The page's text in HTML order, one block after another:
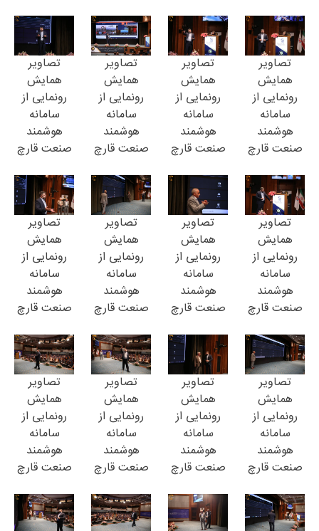
تصاویر
همایش
رونمایی از
سامانه
هوشمند
صنعت قارچ
تصاویر
همایش
رونمایی از
سامانه
هوشمند
صنعت قارچ
تصاویر
همایش
رونمایی از
سامانه
هوشمند
صنعت قارچ
تصاویر
همایش
رونمایی از
سامانه
هوشمند
صنعت قارچ
تصاویر
همایش
رونمایی از
سامانه
هوشمند
صنعت قارچ
تصاویر
همایش
رونمایی از
سامانه
هوشمند
صنعت قارچ
تصاویر
همایش
رونمایی از
سامانه
هوشمند
صنعت قارچ
تصاویر
همایش
رونمایی از
سامانه
هوشمند
صنعت قارچ
تصاویر
همایش
رونمایی از
سامانه
هوشمند
صنعت قارچ
تصاویر
همایش
رونمایی از
سامانه
هوشمند
صنعت قارچ
تصاویر
همایش
رونمایی از
سامانه
هوشمند
صنعت قارچ
تصاویر
همایش
رونمایی از
سامانه
هوشمند
صنعت قارچ